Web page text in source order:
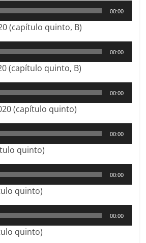
00:00
(capítulo quinto, B)
00:00
(capítulo quinto, B)
00:00
(capítulo quinto)
00:00
quinto)
00:00
quinto)
00:00
quinto)